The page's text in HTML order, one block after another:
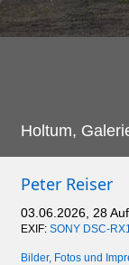
Holtum,
Peter Reiser
03.06.2026, 28
EXIF: SONY DSC-
Bilder, Fotos und